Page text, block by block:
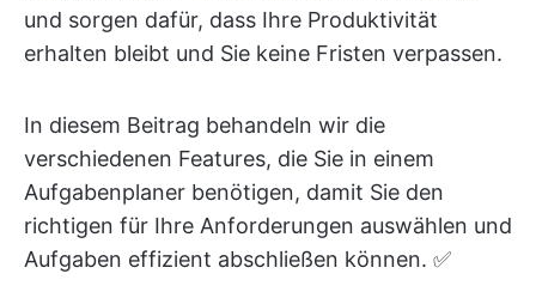
und sorgen dafür, dass Ihre Produktivität
erhalten bleibt und Sie keine Fristen verpassen.
In diesem Beitrag behandeln wir die
verschiedenen Features, die Sie in einem
Aufgabenplaner benötigen, damit Sie den
richtigen für Ihre Anforderungen auswählen und
Aufgaben effizient abschließen können. ✅